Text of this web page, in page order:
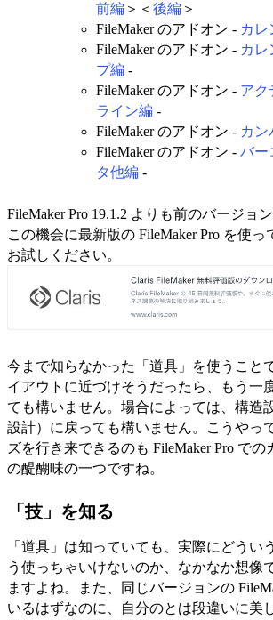
前編 ＞＜ 後編 ＞
FileMaker のアドオン - カレ
FileMaker のアドオン - カレ
プ編 -
FileMaker のアドオン - アク
ライン編 -
FileMaker のアドオン - カン
FileMaker のアドオン - バー
タ他編 -
FileMaker Pro 19.1.2 よりも前のバージョ
この機会に最新版の FileMaker Pro を使
お試しください。
今まで知らなかった「道具」を使うこと
イアウトに近づけそうだったら、もう一
ても構いません。場合によっては、構造
設計）に戻っても構いません。こうやっ
ズを行き来できるのも FileMaker Pro での
の醍醐味の一つですね。
「技」を知る
「道具」は知っていても、実際にどうい
う使っちゃいけないのか、なかなか想像
ますよね。また、同じバージョンの
いるはずなのに、自分のとは段違いに美